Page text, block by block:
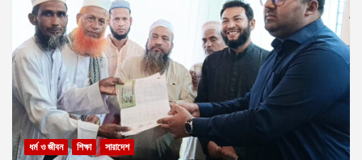
ধর্ম ও জীবন শিক্ষা সারাদেশ